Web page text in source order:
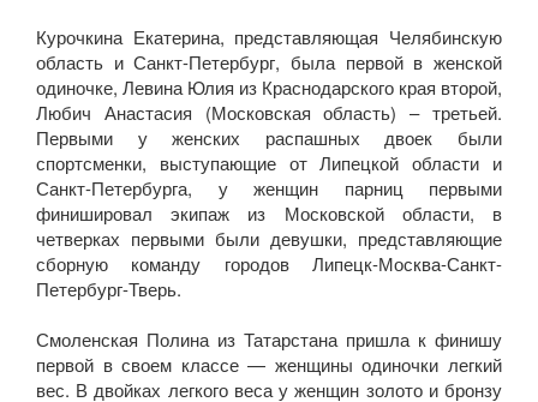
Курочкина Екатерина, представляющая Челябинскую
область и Санкт-Петербург, была первой в женской
одиночке, Левина Юлия из Краснодарского края второй,
Любич Анастасия (Московская область) – третьей.
Первыми у женских распашных двоек были
спортсменки, выступающие от Липецкой области и
Санкт-Петербурга, у женщин парниц первыми
финишировал экипаж из Московской области, в
четверках первыми были девушки, представляющие
сборную команду городов Липецк-Москва-Санкт-
Петербург-Тверь.
Смоленская Полина из Татарстана пришла к финишу
первой в своем классе — женщины одиночки легкий
вес. В двойках легкого веса у женщин золото и бронзу